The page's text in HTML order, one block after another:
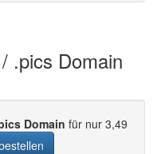
.pics Domain
Domain für nur 3,49